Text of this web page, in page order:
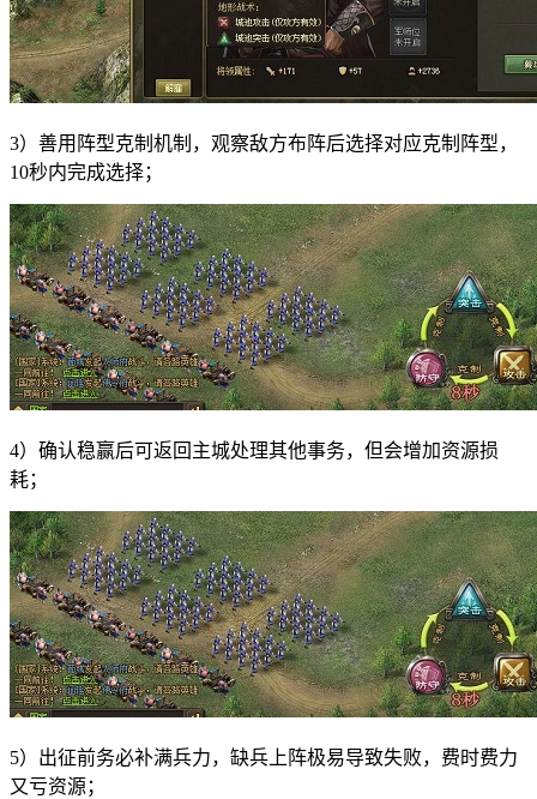
3）善用阵型克制机制，观察敌方布阵后选择对应克制阵型，
10秒内完成选择；
4）确认稳赢后可返回主城处理其他事务，但会增加资源损
耗；
5）出征前务必补满兵力，缺兵上阵极易导致失败，费时费力
又亏资源；